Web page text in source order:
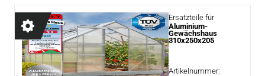
Ersatzteile für
Aluminium-
Gewächshaus
310x250x205
Artikelnummer: